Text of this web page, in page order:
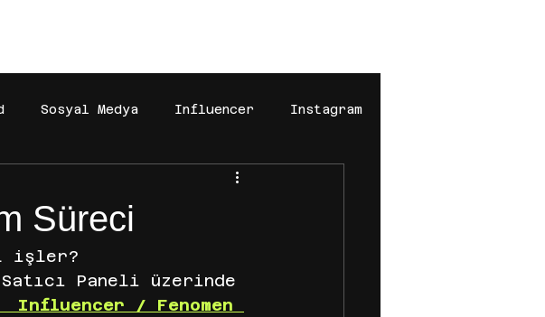
Sosyal Medya Influencer Instagram
digital marketing
iyzico
Süreci
işler?
Paneli üzerinde
Influencer / Fenomen